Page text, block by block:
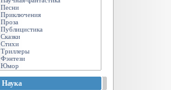
Песни
Приключения
Проза
Публицистика
Сказки
Стихи
Триллеры
Фэнтези
Юмор
Наука